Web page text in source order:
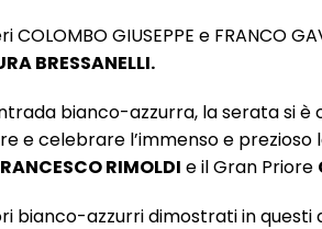
GIUSEPPE e FRANCO
BRESSANELLI.
bianco-azzurra, la serata si è
e celebrare l’immenso e prezioso
RIMOLDI e il Gran Priore
bianco-azzurri dimostrati in